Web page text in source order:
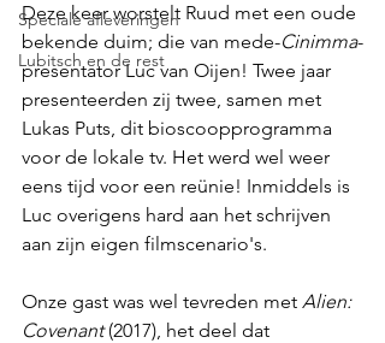
Speciale afleveringen
Lubitsch en de rest
Deze keer worstelt Ruud met een oude
bekende duim; die van mede-Cinimma-
presentator Luc van Oijen! Twee jaar
presenteerden zij twee, samen met
Lukas Puts, dit bioscoopprogramma
voor de lokale tv. Het werd wel weer
eens tijd voor een reünie! Inmiddels is
Luc overigens hard aan het schrijven
aan zijn eigen filmscenario's.
Onze gast was wel tevreden met Alien:
Covenant (2017), het deel dat